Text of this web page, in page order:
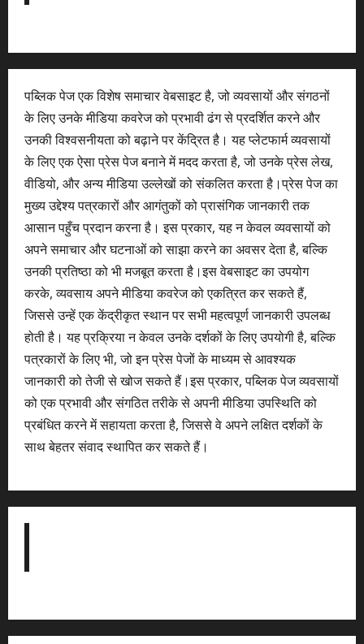
पब्लिक पेज एक विशेष समाचार वेबसाइट है, जो व्यवसायों और संगठनों
के लिए उनके मीडिया कवरेज को प्रभावी ढंग से प्रदर्शित करने और
उनकी विश्वसनीयता को बढ़ाने पर केंद्रित है। यह प्लेटफार्म व्यवसायों
के लिए एक ऐसा प्रेस पेज बनाने में मदद करता है, जो उनके प्रेस लेख,
वीडियो, और अन्य मीडिया उल्लेखों को संकलित करता है।प्रेस पेज का
मुख्य उद्देश्य पत्रकारों और आगंतुकों को प्रासंगिक जानकारी तक
आसान पहुँच प्रदान करना है। इस प्रकार, यह न केवल व्यवसायों को
अपने समाचार और घटनाओं को साझा करने का अवसर देता है, बल्कि
उनकी प्रतिष्ठा को भी मजबूत करता है।इस वेबसाइट का उपयोग
करके, व्यवसाय अपने मीडिया कवरेज को एकत्रित कर सकते हैं,
जिससे उन्हें एक केंद्रीकृत स्थान पर सभी महत्वपूर्ण जानकारी उपलब्ध
होती है। यह प्रक्रिया न केवल उनके दर्शकों के लिए उपयोगी है, बल्कि
पत्रकारों के लिए भी, जो इन प्रेस पेजों के माध्यम से आवश्यक
जानकारी को तेजी से खोज सकते हैं।इस प्रकार, पब्लिक पेज व्यवसायों
को एक प्रभावी और संगठित तरीके से अपनी मीडिया उपस्थिति को
प्रबंधित करने में सहायता करता है, जिससे वे अपने लक्षित दर्शकों के
साथ बेहतर संवाद स्थापित कर सकते हैं।